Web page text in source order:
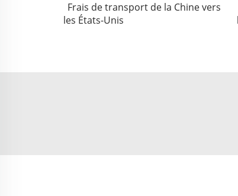
Frais de transport de la Chine vers
les États-Unis